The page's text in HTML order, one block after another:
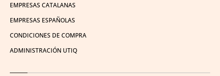
EMPRESAS CATALANAS
EMPRESAS ESPAÑOLAS
CONDICIONES DE COMPRA
ADMINISTRACIÓN UTIQ